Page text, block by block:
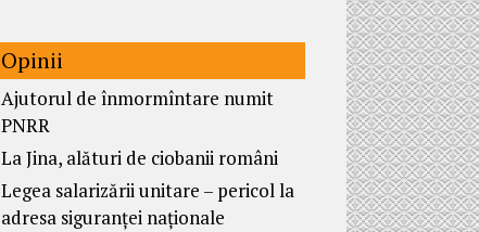
Opinii
Ajutorul de înmormîntare numit
PNRR
La Jina, alături de ciobanii români
Legea salarizării unitare – pericol la
adresa siguranței naționale